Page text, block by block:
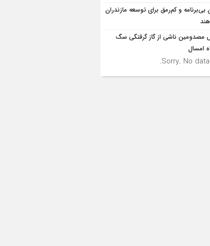
بی‌برنامه و کم‌رمق برای توسعه مازندران
مصدومین ناشی از گاز گرفتگی سگ
Sorry. No